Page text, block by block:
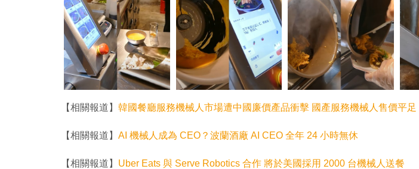
【相關報道】 韓國餐廳服務機械人市場遭中國廉價產品衝擊 國產服務機械人售價平足
【相關報道】 AI 機械人成為 CEO？波蘭酒廠 AI CEO 全年 24 小時無休
【相關報道】 Uber Eats 與 Serve Robotics 合作 將於美國採用 2000 台機械人送餐